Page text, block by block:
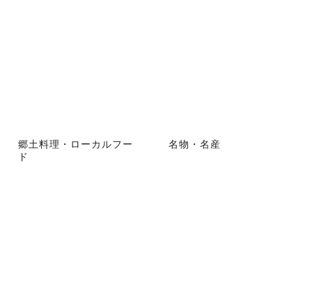
郷土料理・ローカルフー
ド
名物・名産